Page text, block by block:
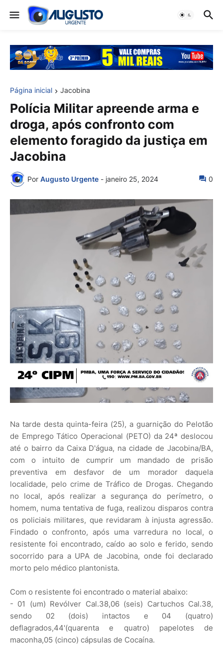
Página inicial Jacobina
Polícia Militar apreende arma e
droga, após confronto com
elemento foragido da justiça em
Jacobina
Por Augusto Urgente - janeiro 25, 2024 0
Na tarde desta quinta-feira (25), a guarnição do Pelotão
de Emprego Tático Operacional (PETO) da 24ª deslocou
até o bairro da Caixa D'água, na cidade de Jacobina/BA,
com o intuito de cumprir um mandado de prisão
preventiva em desfavor de um morador daquela
localidade, pelo crime de Tráfico de Drogas. Chegando
no local, após realizar a segurança do perímetro, o
homem, numa tentativa de fuga, realizou disparos contra
os policiais militares, que revidaram à injusta agressão.
Findado o confronto, após uma varredura no local, o
resistente foi encontrado, caído ao solo e ferido, sendo
socorrido para a UPA de Jacobina, onde foi declarado
morto pelo médico plantonista.
Com o resistente foi encontrado o material abaixo:
- 01 (um) Revólver Cal.38,06 (seis) Cartuchos Cal.38,
sendo 02 (dois) intactos e 04 (quatro)
deflagrados,44'(quarenta e quatro) papelotes de
maconha,05 (cinco) cápsulas de Cocaína.